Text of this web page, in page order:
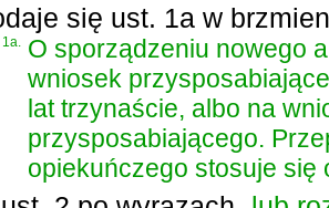
się ust. 1a w
1a. O sporządzeniu nowego
wniosek
lat trzynaście, albo na
przysposabiającego.
opiekuńczego stosuje się